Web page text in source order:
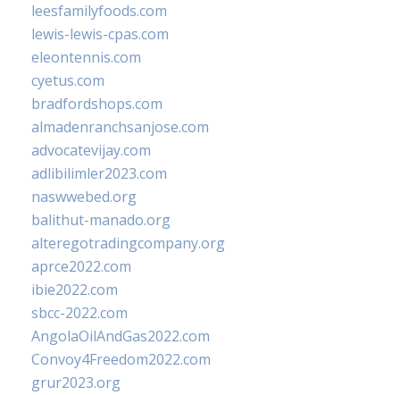
leesfamilyfoods.com
lewis-lewis-cpas.com
eleontennis.com
cyetus.com
bradfordshops.com
almadenranchsanjose.com
advocatevijay.com
adlibilimler2023.com
naswwebed.org
balithut-manado.org
alteregotradingcompany.org
aprce2022.com
ibie2022.com
sbcc-2022.com
AngolaOilAndGas2022.com
Convoy4Freedom2022.com
grur2023.org